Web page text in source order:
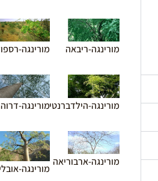
מורינגה-ריבאה מורינגה-
מורינגה-הילדברנטימורינגה-
מורינגה-ארבוריאה
מורינגה-